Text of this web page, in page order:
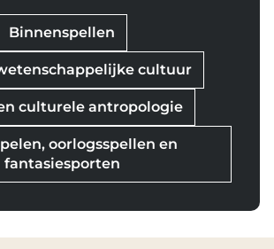
Binnenspellen
cultuur
culturele antropologie
oorlogsspellen en
fantasiesporten